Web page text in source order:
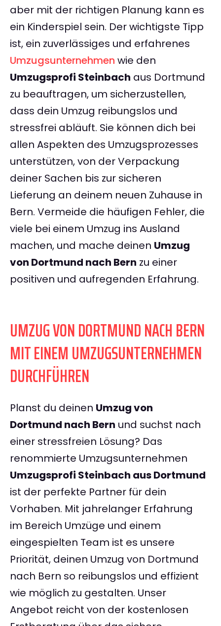
aber mit der richtigen Planung kann es
ein Kinderspiel sein. Der wichtigste Tipp
ist, ein zuverlässiges und erfahrenes
Umzugsunternehmen wie den
Umzugsprofi Steinbach aus Dortmund
zu beauftragen, um sicherzustellen,
dass dein Umzug reibungslos und
stressfrei abläuft. Sie können dich bei
allen Aspekten des Umzugsprozesses
unterstützen, von der Verpackung
deiner Sachen bis zur sicheren
Lieferung an deinem neuen Zuhause in
Bern. Vermeide die häufigen Fehler, die
viele bei einem Umzug ins Ausland
machen, und mache deinen Umzug
von Dortmund nach Bern zu einer
positiven und aufregenden Erfahrung.
UMZUG VON DORTMUND NACH BERN
MIT EINEM UMZUGSUNTERNEHMEN
DURCHFÜHREN
Planst du deinen Umzug von
Dortmund nach Bern und suchst nach
einer stressfreien Lösung? Das
renommierte Umzugsunternehmen
Umzugsprofi Steinbach aus Dortmund
ist der perfekte Partner für dein
Vorhaben. Mit jahrelanger Erfahrung
im Bereich Umzüge und einem
eingespielten Team ist es unsere
Priorität, deinen Umzug von Dortmund
nach Bern so reibungslos und effizient
wie möglich zu gestalten. Unser
Angebot reicht von der kostenlosen